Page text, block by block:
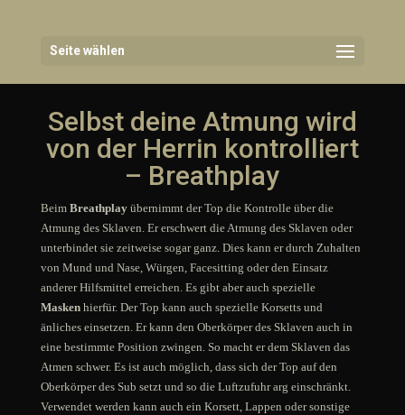
Seite wählen
Selbst deine Atmung wird
von der Herrin kontrolliert
– Breathplay
BeimBreathplayübernimmt der Top die Kontrolle über die
Atmung des Sklaven. Er erschwert die Atmung des Sklaven oder
unterbindet sie zeitweise sogar ganz. Dies kann er durch Zuhalten
von Mund und Nase, Würgen, Facesitting oder den Einsatz
anderer Hilfsmittel erreichen. Es gibt aber auch spezielle
Maskenhierfür. Der Top kann auch spezielle Korsetts und
änliches einsetzen. Er kann den Oberkörper des Sklaven auch in
eine bestimmte Position zwingen. So macht er dem Sklaven das
Atmen schwer. Es ist auch möglich, dass sich der Top auf den
Oberkörper des Sub setzt und so die Luftzufuhr arg einschränkt.
Verwendet werden kann auch ein Korsett, Lappen oder sonstige